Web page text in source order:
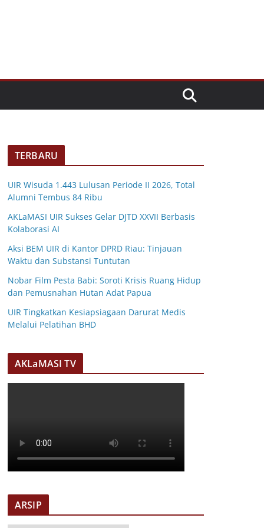
TERBARU
UIR Wisuda 1.443 Lulusan Periode II 2026, Total
Alumni Tembus 84 Ribu
AKLaMASI UIR Sukses Gelar DJTD XXVII Berbasis
Kolaborasi AI
Aksi BEM UIR di Kantor DPRD Riau: Tinjauan
Waktu dan Substansi Tuntutan
Nobar Film Pesta Babi: Soroti Krisis Ruang Hidup
dan Pemusnahan Hutan Adat Papua
UIR Tingkatkan Kesiapsiagaan Darurat Medis
Melalui Pelatihan BHD
AKLaMASI TV
ARSIP